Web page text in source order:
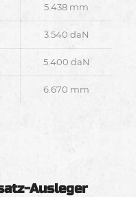
5.438 mm
3.540 daN
5.400 daN
6.670 mm
Ausleger